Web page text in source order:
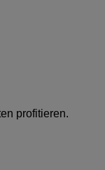
profitieren.